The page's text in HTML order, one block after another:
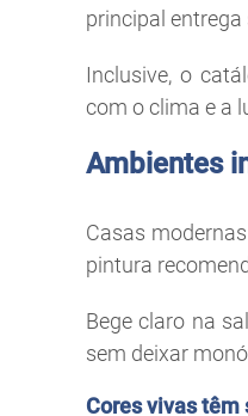
principal
Inclusive, o
com o clima e a
Ambientes
Casas
pintura
Bege claro na
sem deixar
Cores vivas têm